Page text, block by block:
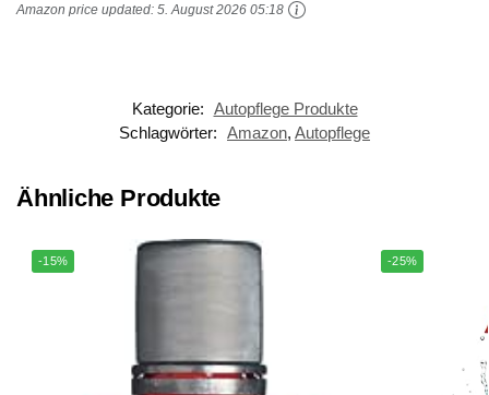
Amazon price updated: 5. August 2026 05:18
Kategorie: Autopflege Produkte
Schlagwörter: Amazon, Autopflege
Ähnliche Produkte
-15% -25%